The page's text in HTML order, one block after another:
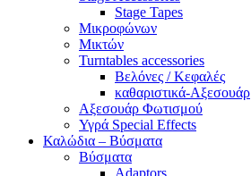
Stage Tapes
Μικροφώνων
Μικτών
Turntables accessories
Βελόνες / Κεφαλές
καθαριστικά-Αξεσουάρ
Αξεσουάρ Φωτισμού
Υγρά Special Effects
Καλώδια – Βύσματα
Βύσματα
Adaptors